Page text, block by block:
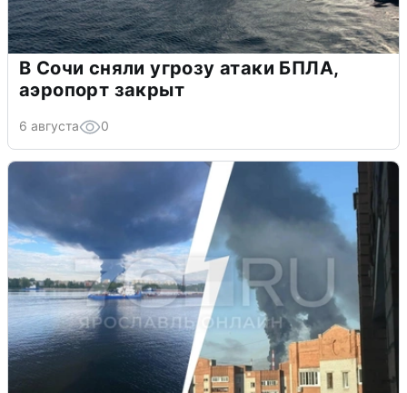
В Сочи сняли угрозу атаки БПЛА,
аэропорт закрыт
6 августа 0